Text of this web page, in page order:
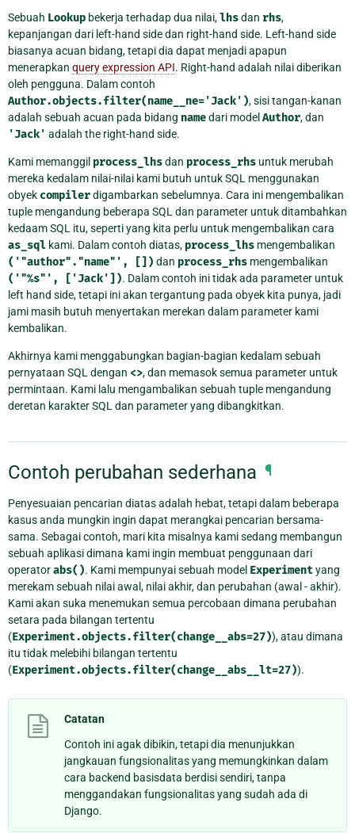
Sebuah Lookup bekerja terhadap dua nilai,lhsdan rhs,
kepanjangan dari left-hand side dan right-hand side. Left-hand side
biasanya acuan bidang, tetapi dia dapat menjadi apapun
menerapkan query expression API. Right-hand adalah nilai diberikan
oleh pengguna. Dalam contoh
Author.objects.filter(name__ne='Jack'), sisi tangan-kanan
adalah sebuah acuan pada bidang namedari model Author, dan
'Jack' adalah the right-hand side.
Kami memanggil process_lhsdan process_rhs untuk merubah
mereka kedalam nilai-nilai kami butuh untuk SQL menggunakan
obyek compilerdigambarkan sebelumnya. Cara ini mengembalikan
tuple mengandung beberapa SQL dan parameter untuk ditambahkan
kedaam SQL itu, seperti yang kita perlu untuk mengembalikan cara
as_sql kami. Dalam contoh diatas, process_lhs mengembalikan
('"author"."name"', []) dan process_rhs mengembalikan
('"%s"', ['Jack']). Dalam contoh ini tidak ada parameter untuk
left hand side, tetapi ini akan tergantung pada obyek kita punya, jadi
jami masih butuh menyertakan merekan dalam parameter kami
kembalikan.
Akhirnya kami menggabungkan bagian-bagian kedalam sebuah
pernyataan SQL dengan <>, dan memasok semua parameter untuk
permintaan. Kami lalu mengambalikan sebuah tuple mengandung
deretan karakter SQL dan parameter yang dibangkitkan.
Contoh perubahan sederhana ¶
Penyesuaian pencarian diatas adalah hebat, tetapi dalam beberapa
kasus anda mungkin ingin dapat merangkai pencarian bersama-
sama. Sebagai contoh, mari kita misalnya kami sedang membangun
sebuah aplikasi dimana kami ingin membuat penggunaan dari
operatorabs(). Kami mempunyai sebuah model Experimentyang
merekam sebuah nilai awal, nilai akhir, dan perubahan (awal - akhir).
Kami akan suka menemukan semua percobaan dimana perubahan
setara pada bilangan tertentu
(Experiment.objects.filter(change__abs=27)), atau dimana
itu tidak melebihi bilangan tertentu
(Experiment.objects.filter(change__abs__lt=27)).
Catatan
Contoh ini agak dibikin, tetapi dia menunjukkan
jangkauan fungsionalitas yang memungkinkan dalam
cara backend basisdata berdisi sendiri, tanpa
menggandakan fungsionalitas yang sudah ada di
Django.